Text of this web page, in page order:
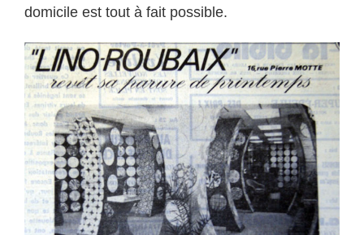
domicile est tout à fait possible.